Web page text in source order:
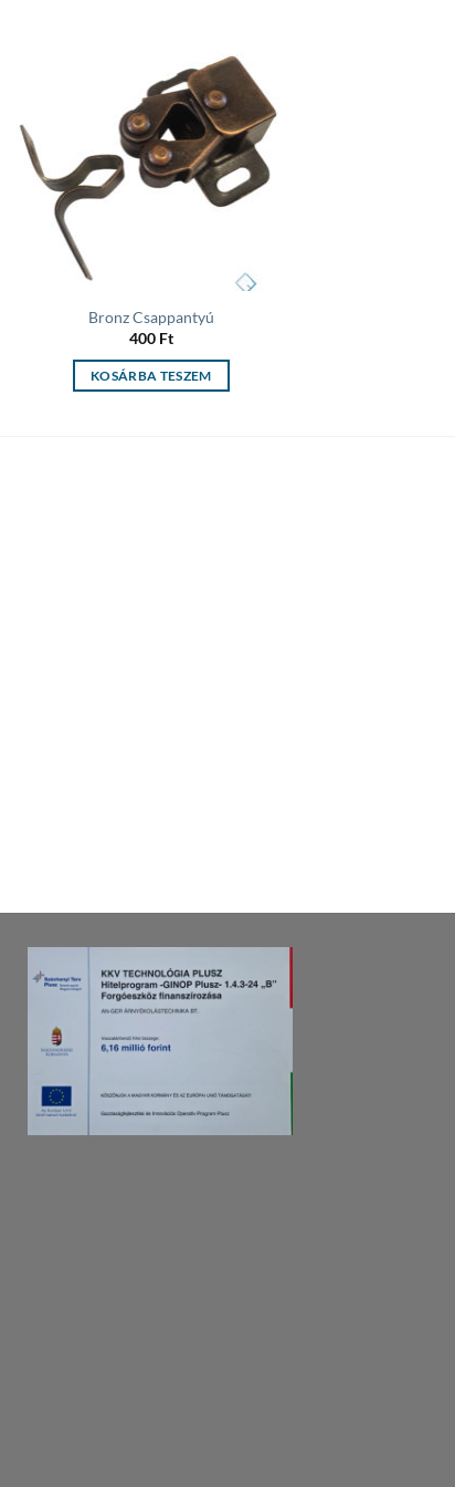
Add to
wishlist
Bronz Csappantyú
400 Ft
KOSÁRBA TESZEM